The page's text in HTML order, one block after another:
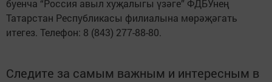
буенча “Россия авыл хуҗалыгы үзәге” ФДБУнең
Татарстан Республикасы филиалына мөрәҗәгать
итегез. Телефон: 8 (843) 277-88-80.
Следите за самым важным и интересным в